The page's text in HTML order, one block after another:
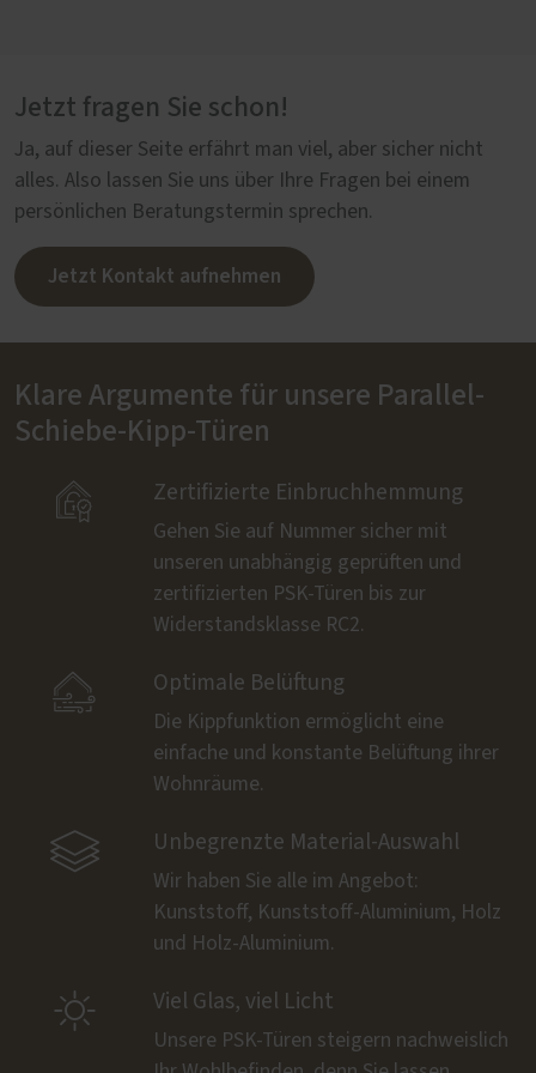
Jetzt fragen Sie schon!
Ja, auf dieser Seite erfährt man viel, aber sicher nicht
alles. Also lassen Sie uns über Ihre Fragen bei einem
persönlichen Beratungstermin sprechen.
Jetzt Kontakt aufnehmen
Klare Argumente für unsere Parallel-
Schiebe-Kipp-Türen
 Zertifizierte Einbruchhemmung
Gehen Sie auf Nummer sicher mit
unseren unabhängig geprüften und
zertifizierten PSK-Türen bis zur
Widerstandsklasse RC2.
 Optimale Belüftung
Die Kippfunktion ermöglicht eine
einfache und konstante Belüftung ihrer
Wohnräume.
 Unbegrenzte Material-Auswahl
Wir haben Sie alle im Angebot:
Kunststoff, Kunststoff-Aluminium, Holz
und Holz-Aluminium.
 Viel Glas, viel Licht
Unsere PSK-Türen steigern nachweislich